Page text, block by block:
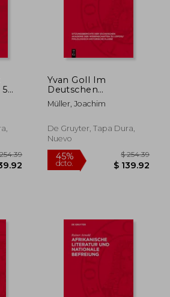
Yvan Goll Im
Deutschen
Expressionismus (en
Alemán)
Müller, Joachim
De Gruyter, Tapa Dura,
Nuevo